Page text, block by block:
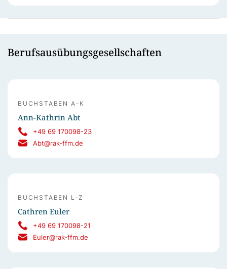
Berufsausübungsgesellschaften
BUCHSTABEN A-K
Ann-Kathrin Abt
+49 69 170098-23
Abt@rak-ffm.de
BUCHSTABEN L-Z
Cathren Euler
+49 69 170098-21
Euler@rak-ffm.de